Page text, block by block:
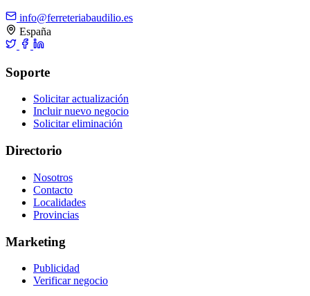
info@ferreteriabaudilio.es
España
Soporte
Solicitar actualización
Incluir nuevo negocio
Solicitar eliminación
Directorio
Nosotros
Contacto
Localidades
Provincias
Marketing
Publicidad
Verificar negocio